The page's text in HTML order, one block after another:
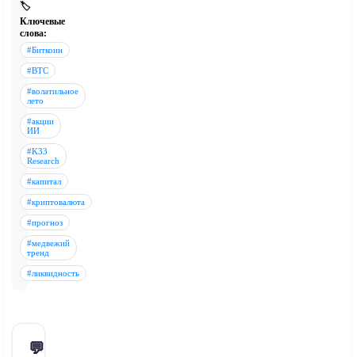
🏷️
Ключевые
слова:
#Биткоин
#BTC
#волатильное
лето
#акции
ИИ
#K33
Research
#капитал
#криптовалюта
#прогноз
#медвежий
тренд
#ликвидность
💬